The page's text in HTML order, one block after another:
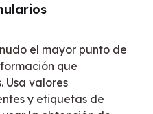
el mayor punto de
que
Usa valores
y etiquetas de